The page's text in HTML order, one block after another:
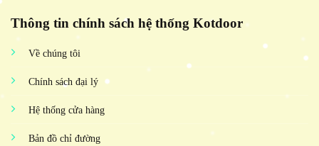
Thông tin chính sách hệ thống Kotdoor
Về chúng tôi
Chính sách đại lý
Hệ thống cửa hàng
Bản đồ chỉ đường